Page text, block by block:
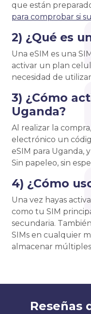
que están
para comprobar si
2) ¿Qué es
Una eSIM es una
activar un plan
necesidad de
3) ¿Cómo
Uganda?
Al realizar la
electrónico un
eSIM para Uganda,
Sin papeleo, sin
4) ¿Cómo
Una vez hayas
como tu SIM
secundaria.
SIMs en cualquier
almacenar
Reseñas